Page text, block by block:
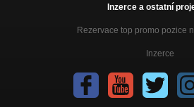
Inzerce a ostatní
Rezervace top promo pozice
Inzerce